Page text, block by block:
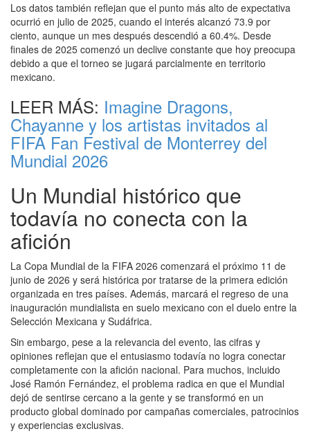
Los datos también reflejan que el punto más alto de expectativa
ocurrió en julio de 2025, cuando el interés alcanzó 73.9 por
ciento, aunque un mes después descendió a 60.4%. Desde
finales de 2025 comenzó un declive constante que hoy preocupa
debido a que el torneo se jugará parcialmente en territorio
mexicano.
LEER MÁS: Imagine Dragons,
Chayanne y los artistas invitados al
FIFA Fan Festival de Monterrey del
Mundial 2026
Un Mundial histórico que
todavía no conecta con la
afición
La Copa Mundial de la FIFA 2026 comenzará el próximo 11 de
junio de 2026 y será histórica por tratarse de la primera edición
organizada en tres países. Además, marcará el regreso de una
inauguración mundialista en suelo mexicano con el duelo entre la
Selección Mexicana y Sudáfrica.
Sin embargo, pese a la relevancia del evento, las cifras y
opiniones reflejan que el entusiasmo todavía no logra conectar
completamente con la afición nacional. Para muchos, incluido
José Ramón Fernández, el problema radica en que el Mundial
dejó de sentirse cercano a la gente y se transformó en un
producto global dominado por campañas comerciales, patrocinios
y experiencias exclusivas.